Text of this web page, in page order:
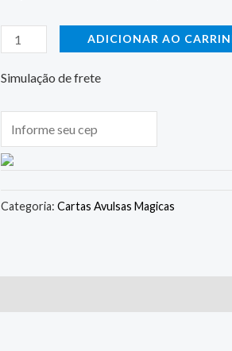
ADICIONAR AO
Simulação de frete
Categoria: Cartas Avulsas Magicas